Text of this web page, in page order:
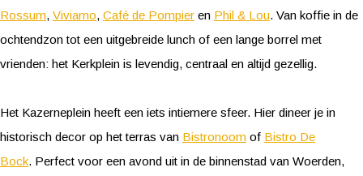
Rossum, Viviamo, Café de Pompier en Phil & Lou. Van koffie in de
ochtendzon tot een uitgebreide lunch of een lange borrel met
vrienden: het Kerkplein is levendig, centraal en altijd gezellig.
Het Kazerneplein heeft een iets intiemere sfeer. Hier dineer je in
historisch decor op het terras van Bistronoom of Bistro De
Bock. Perfect voor een avond uit in de binnenstad van Woerden,